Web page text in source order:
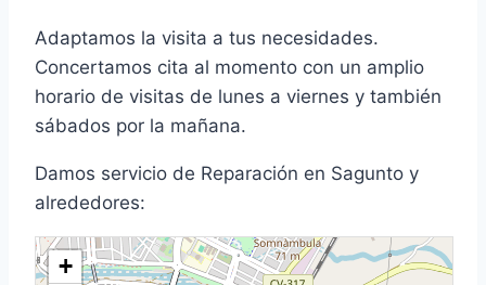
Adaptamos la visita a tus necesidades.
Concertamos cita al momento con un amplio
horario de visitas de lunes a viernes y también
sábados por la mañana.
Damos servicio de Reparación en Sagunto y
alrededores:
+